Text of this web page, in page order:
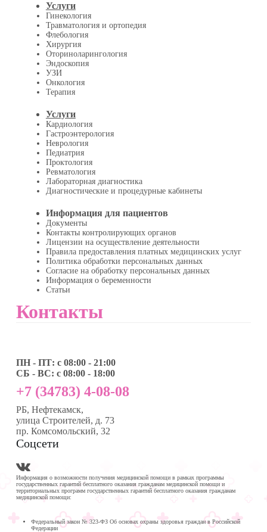
Услуги
Гинекология
Травматология и ортопедия
Флебология
Хирургия
Оториноларингология
Эндоскопия
УЗИ
Онкология
Терапия
Услуги
Кардиология
Гастроэнтерология
Неврология
Педиатрия
Проктология
Ревматология
Лабораторная диагностика
Диагностические и процедурные кабинеты
Информация для пациентов
Документы
Контакты контролирующих органов
Лицензии на осуществление деятельности
Правила предоставления платных медицинских услуг
Политика обработки персональных данных
Согласие на обработку персональных данных
Информация о беременности
Статьи
Контакты
ПН - ПТ: с 08:00 - 21:00
СБ - ВС: с 08:00 - 18:00
+7 (34783) 4-08-08
РБ, Нефтекамск,
улица Строителей, д. 73
пр. Комсомольский, 32
Соцсети
Информация о возможности получения медицинской помощи в рамках программы
государственных гарантий бесплатного оказания гражданам медицинской помощи и
территориальных программ государственных гарантий бесплатного оказания гражданам
медицинской помощи:
Федеральный закон № 323-ФЗ Об основах охраны здоровья граждан в Российской
Федерации